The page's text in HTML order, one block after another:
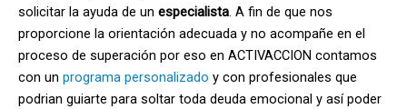
solicitar la ayuda de un especialista. A fin de que nos
proporcione la orientación adecuada y no acompañe en el
proceso de superación por eso en ACTIVACCION contamos
con un programa personalizado y con profesionales que
podrian guiarte para soltar toda deuda emocional y así poder